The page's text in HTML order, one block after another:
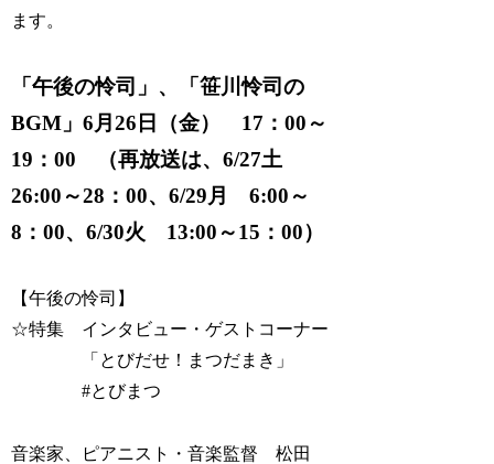
ます。
「午後の怜司」、「笹川怜司の
BGM」6月26日（金） 17：00～
19：00 （再放送は、6/27土
26:00～28：00、6/29月 6:00～
8：00、6/30火 13:00～15：00）
【午後の怜司】
☆特集 インタビュー・ゲストコーナー
「とびだせ！まつだまき」
#とびまつ
音楽家、ピアニスト・音楽監督 松田